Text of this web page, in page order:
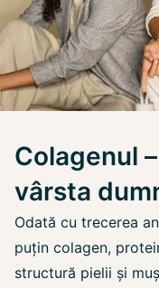
Colagenul
vârsta
Odată cu trecerea
puțin colagen,
structură pielii și